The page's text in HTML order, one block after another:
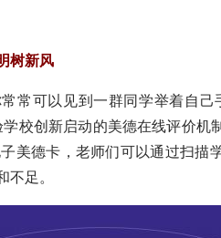
树新风
可以见到一群同学举着自己
校创新启动的美德在线评价机
美德卡，老师们可以通过扫描
不足。